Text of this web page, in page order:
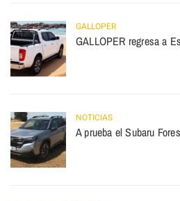
GALLOPER
GALLOPER regresa a
NOTICIAS
A prueba el Subaru